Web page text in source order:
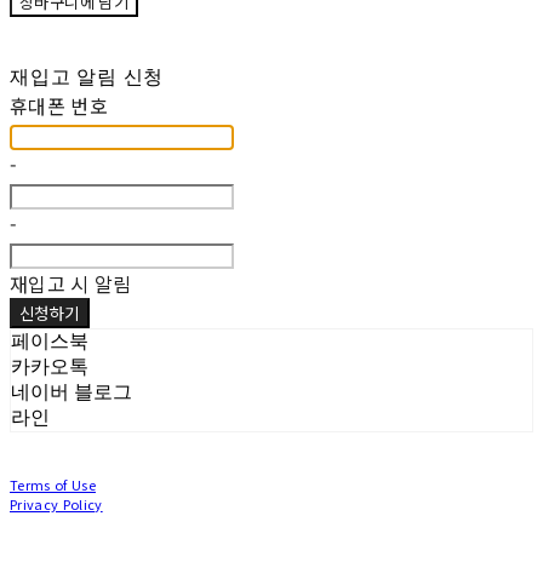
재입고 알림 신청
휴대폰 번호
-
-
재입고 시 알림
신청하기
페이스북
카카오톡
네이버 블로그
라인
Terms of Use
Privacy Policy